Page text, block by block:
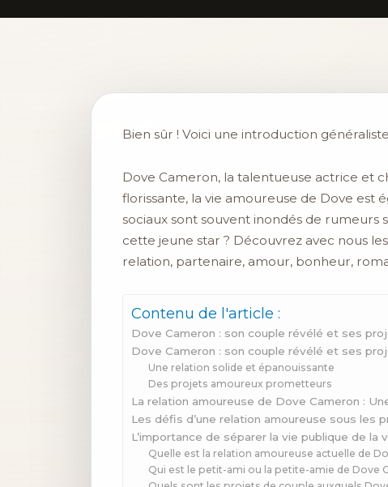
Bien sûr ! Voici une introduction
Dove Cameron, la talentueuse actrice et
florissante, la vie amoureuse de Dove est
sociaux sont souvent inondés de rumeurs
cette jeune star ? Découvrez avec nous
relation, partenaire, amour, bonheur,
Contenu de l'article :
Dove Cameron : son couple révélé et ses
Dove Cameron : son couple révélé et ses
Une relation solide et épanouissante
Des projets amoureux prometteurs
La relation amoureuse de Dove Cameron :
Les défis d’une relation amoureuse sous les
L’importance de séparer la vie publique de la
Quelle est la relation amoureuse actuelle de
Qui est le petit-ami ou la petite-amie de Dove